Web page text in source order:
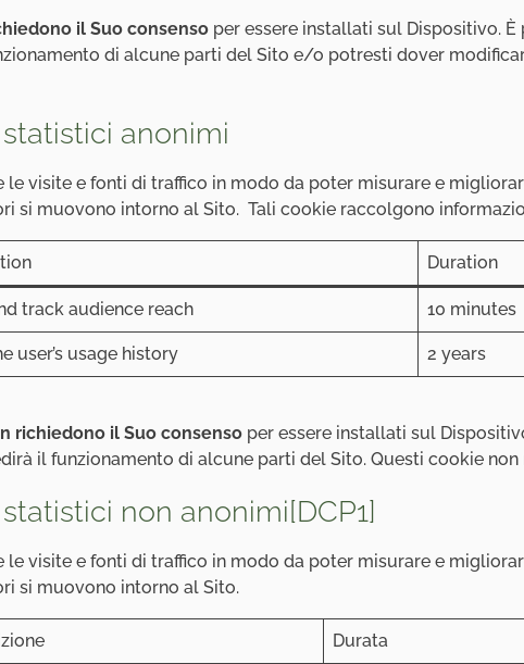
il Suo consenso per essere installati sul Dispositivo.
di alcune parti del Sito e/o potresti dover
anonimi
visite e fonti di traffico in modo da poter misurare e
si muovono intorno al Sito. Tali cookie raccolgono
Duration
track audience reach 10 minutes
user’s usage history 2 years
richiedono il Suo consenso per essere installati sul
il funzionamento di alcune parti del Sito. Questi cookie
non anonimi[DCP1]
visite e fonti di traffico in modo da poter misurare e
si muovono intorno al Sito.
Durata